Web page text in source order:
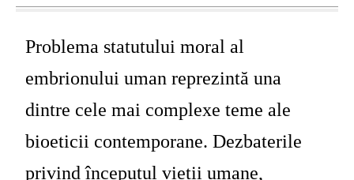
Problema statutului moral al
embrionului uman reprezintă una
dintre cele mai complexe teme ale
bioeticii contemporane. Dezbaterile
privind începutul vieții umane,